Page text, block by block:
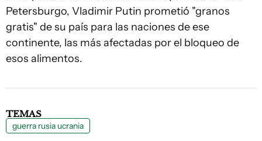
Petersburgo, Vladimir Putin prometió "granos
gratis" de su país para las naciones de ese
continente, las más afectadas por el bloqueo de
esos alimentos.
TEMAS
guerra rusia ucrania